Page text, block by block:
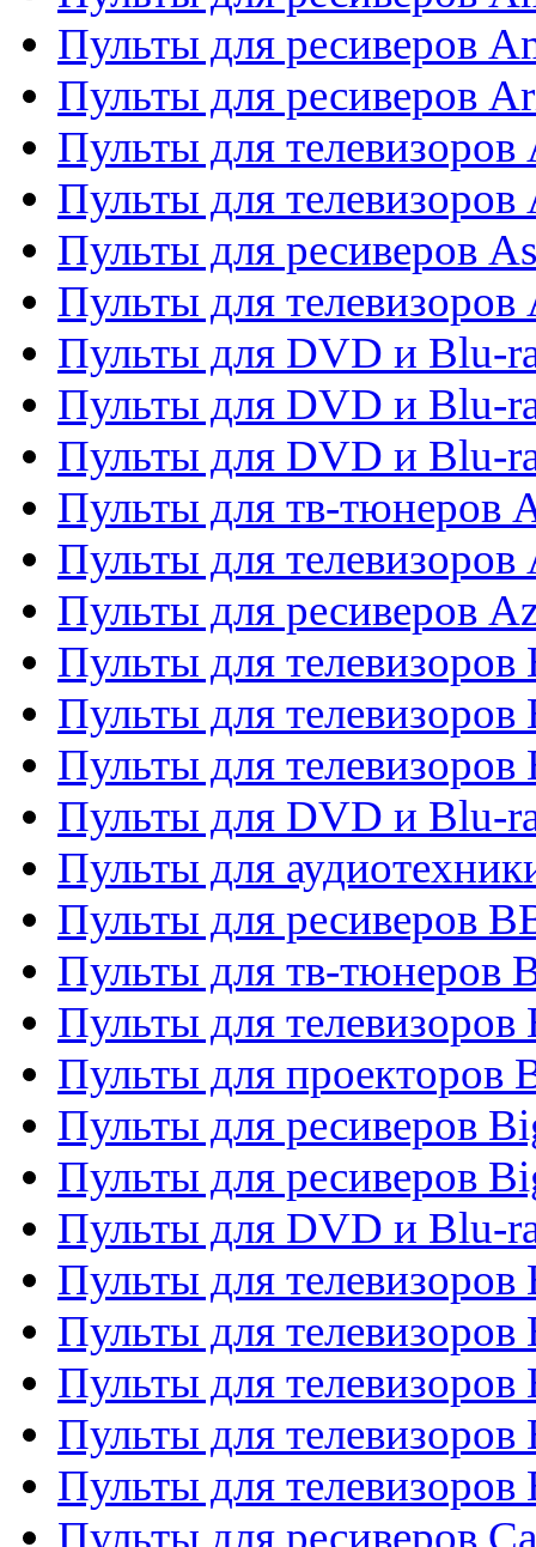
Пульты для ресиверов
Пульты для ресиверов
Пульты для
Пульты для телевизоров
Пульты для ресиверов
Пульты для телевизоров
Пульты для DVD и Blu-
Пульты для DVD и Blu-
Пульты для DVD и Blu-
Пульты для тв-тюнеров
Пульты для телевизоров
Пульты для ресиверов
Пульты для
Пульты для
Пульты для
Пульты для DVD и Blu-
Пульты для
Пульты для ресиверов
Пульты для тв-тюнеров
Пульты для телевизоров
Пульты для проекторов
Пульты для ресиверов
Пульты для ресиверов
Пульты для DVD и Blu-
Пульты для телевизоров
Пульты для телевизоров
Пульты для телевизоров
Пульты для телевизоров
Пульты для телевизоров
Пульты для ресиверов